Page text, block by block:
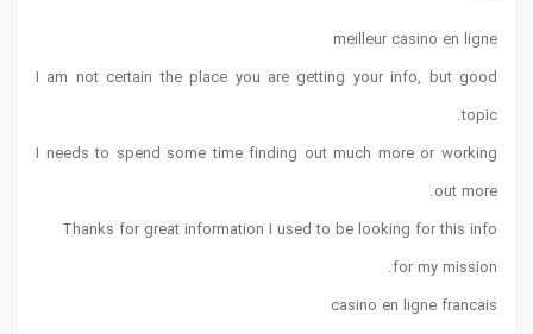
meilleur casino en ligne
I am not certain the place you are getting your info, but good
topic.
I needs to spend some time finding out much more or working
out more.
Thanks for great information I used to be looking for this info
for my mission.
casino en ligne francais